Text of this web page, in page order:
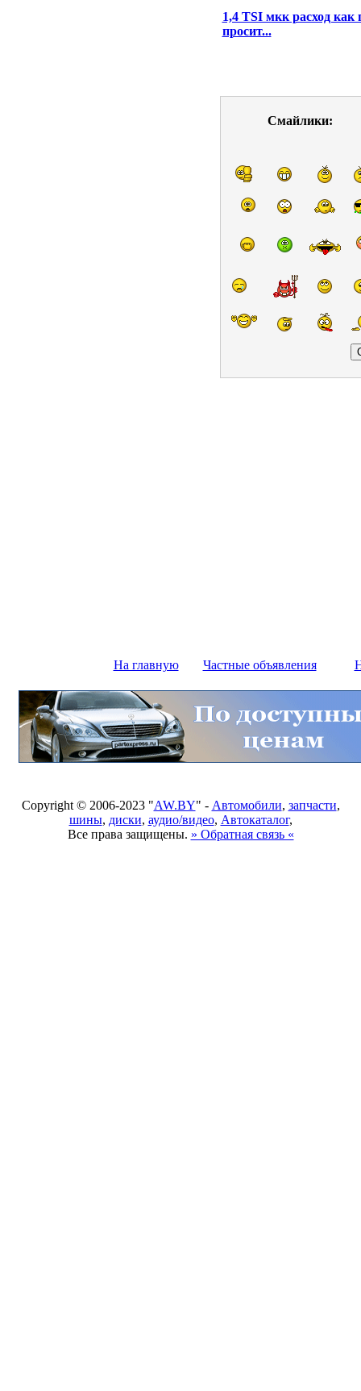
1,4 TSI мкк расход как
просит...
Смайлики:
На главную Частные объявления
Copyright © 2006-2023 "AW.BY" - Автомобили, запчасти,
шины, диски, аудио/видео, Автокаталог,
Все права защищены. » Обратная связь «